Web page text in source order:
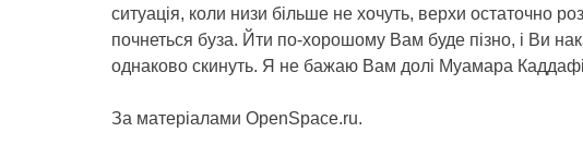
ситуація, коли низи більше не хочуть, верхи остаточно
почнеться буза. Йти по-хорошому Вам буде пізно, і Ви
однаково скинуть. Я не бажаю Вам долі Муамара
За матеріалами OpenSpace.ru.